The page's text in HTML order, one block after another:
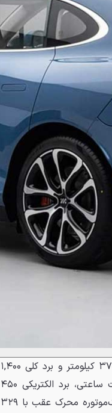
مدل LS6 52 Pro بردافزا با باتری ۵۲ کیلووات ساعتی، برد الکتریکی ۳۷۰ کیلومتر و برد کلی ۱,۴۰۰
کیلومتر ارائه می‌دهد. مدل LS6 66 Max بردافزا با باتری ۶۶ کیلووات ساعتی، برد الکتریکی ۴۵۰
کیلومتر و برد کلی 1,500 کیلومتر دارد. نسخه تمام الکتریکی در نوع تک‌موتوره محرک عقب با ۳۲۹